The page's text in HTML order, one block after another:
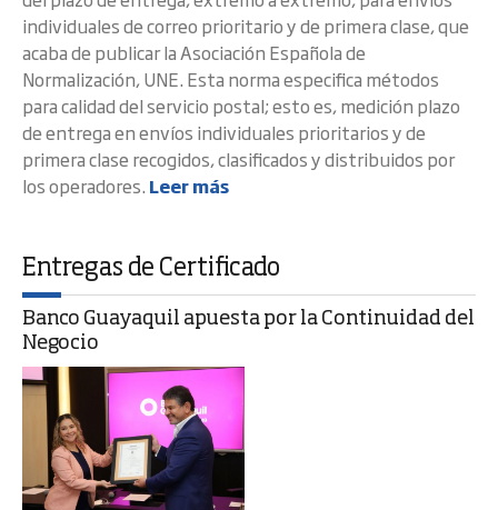
individuales de correo prioritario y de primera clase, que
acaba de publicar la Asociación Española de
Normalización, UNE. Esta norma especifica métodos
para calidad del servicio postal; esto es, medición plazo
de entrega en envíos individuales prioritarios y de
primera clase recogidos, clasificados y distribuidos por
los operadores. Leer más
Entregas de Certificado
Banco Guayaquil apuesta por la Continuidad del
Negocio